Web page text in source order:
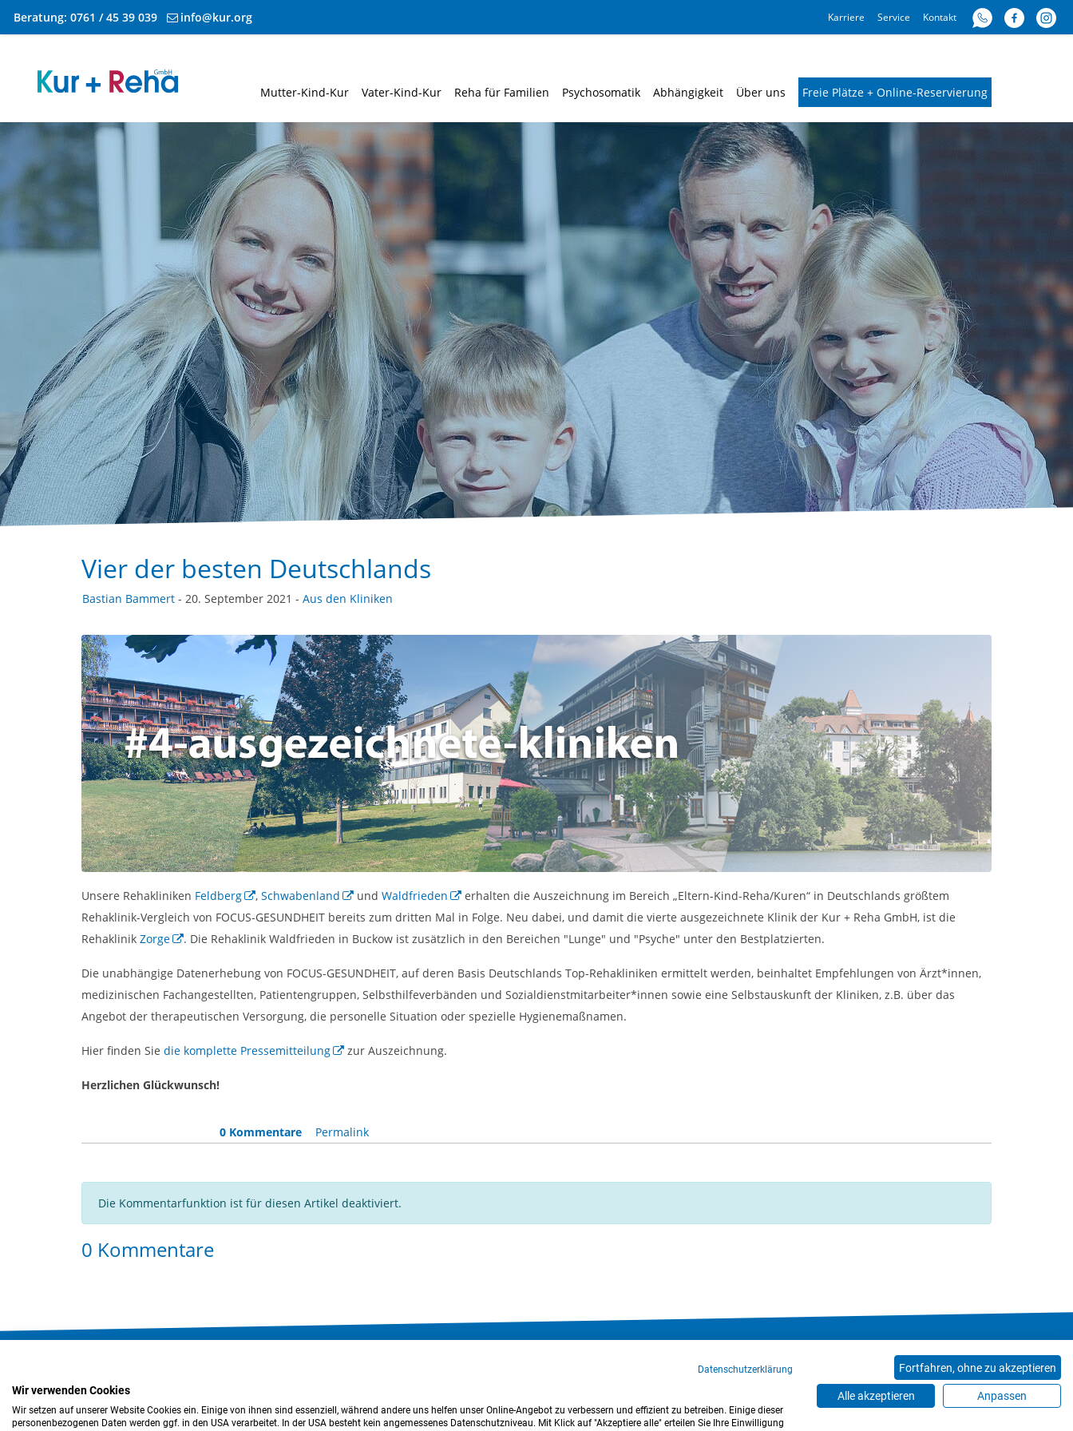
Beratung: 0761 / 45 39 039 info@kur.org Karriere Service Kontakt
Mutter-Kind-Kur Vater-Kind-Kur Reha für Familien Psychosomatik Abhängigkeit Über uns Freie Plätze + Online-Reservierung
Vier der besten Deutschlands
Bastian Bammert - 20. September 2021 - Aus den Kliniken
Unsere Rehakliniken Feldberg , Schwabenland und Waldfrieden
erhalten die Auszeichnung im Bereich „Eltern-Kind-Reha/Kuren“ in Deutschlands größtem
Rehaklinik-Vergleich von FOCUS-GESUNDHEIT bereits zum dritten Mal in Folge. Neu dabei, und damit die vierte ausgezeichnete Klinik der Kur + Reha GmbH, ist die
Rehaklinik Zorge . Die Rehaklinik Waldfrieden in Buckow ist zusätzlich in den Bereichen "Lunge" und "Psyche" unter den Bestplatzierten.
Die unabhängige Datenerhebung von FOCUS-GESUNDHEIT, auf deren Basis Deutschlands Top-Rehakliniken ermittelt werden, beinhaltet Empfehlungen von Ärzt*innen,
medizinischen Fachangestellten, Patientengruppen, Selbsthilfeverbänden und Sozialdienstmitarbeiter*innen sowie eine Selbstauskunft der Kliniken, z.B. über das
Angebot der therapeutischen Versorgung, die personelle Situation oder spezielle Hygienemaßnamen.
Hier finden Sie die komplette Pressemitteilung zur Auszeichnung.
Herzlichen Glückwunsch!
0 Kommentare Permalink
Die Kommentarfunktion ist für diesen Artikel deaktiviert.
0 Kommentare
Mitarbeiter*innen
Fortfahren, ohne zu akzeptieren
Datenschutzerklärung
Wir verwenden Cookies
Wir setzen auf unserer Website Cookies ein. Einige von ihnen sind essenziell, während andere uns helfen unser Online-Angebot zu verbessern und effizient zu betreiben. Einige dieser
personenbezogenen Daten werden ggf. in den USA verarbeitet. In der USA besteht kein angemessenes Datenschutzniveau. Mit Klick auf "Akzeptiere alle" erteilen Sie Ihre Einwilligung
Alle akzeptieren Anpassen